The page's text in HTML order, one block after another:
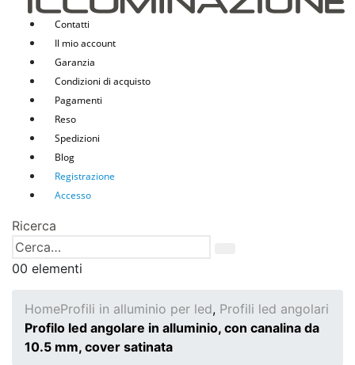
Contatti
Il mio account
Garanzia
Condizioni di acquisto
Pagamenti
Reso
Spedizioni
Blog
Registrazione
Accesso
Ricerca
00 elementi
HomeProfili in alluminio per led, Profili led angolari
Profilo led angolare in alluminio, con canalina da
10.5 mm, cover satinata